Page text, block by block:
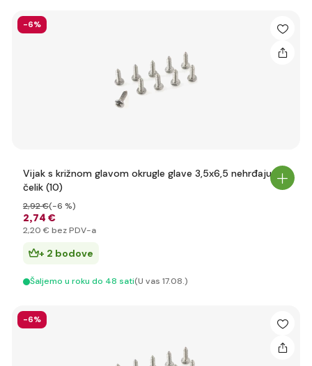
-6%
Vijak s križnom glavom okrugle glave 3,5x6,5 nehrđajući
čelik (10)
2,74 €
2,92 €(-6 %)
2,20 € bez PDV-a
+ 2 bodove
Šaljemo u roku do 48 sati(U vas 17.08.)
-6%